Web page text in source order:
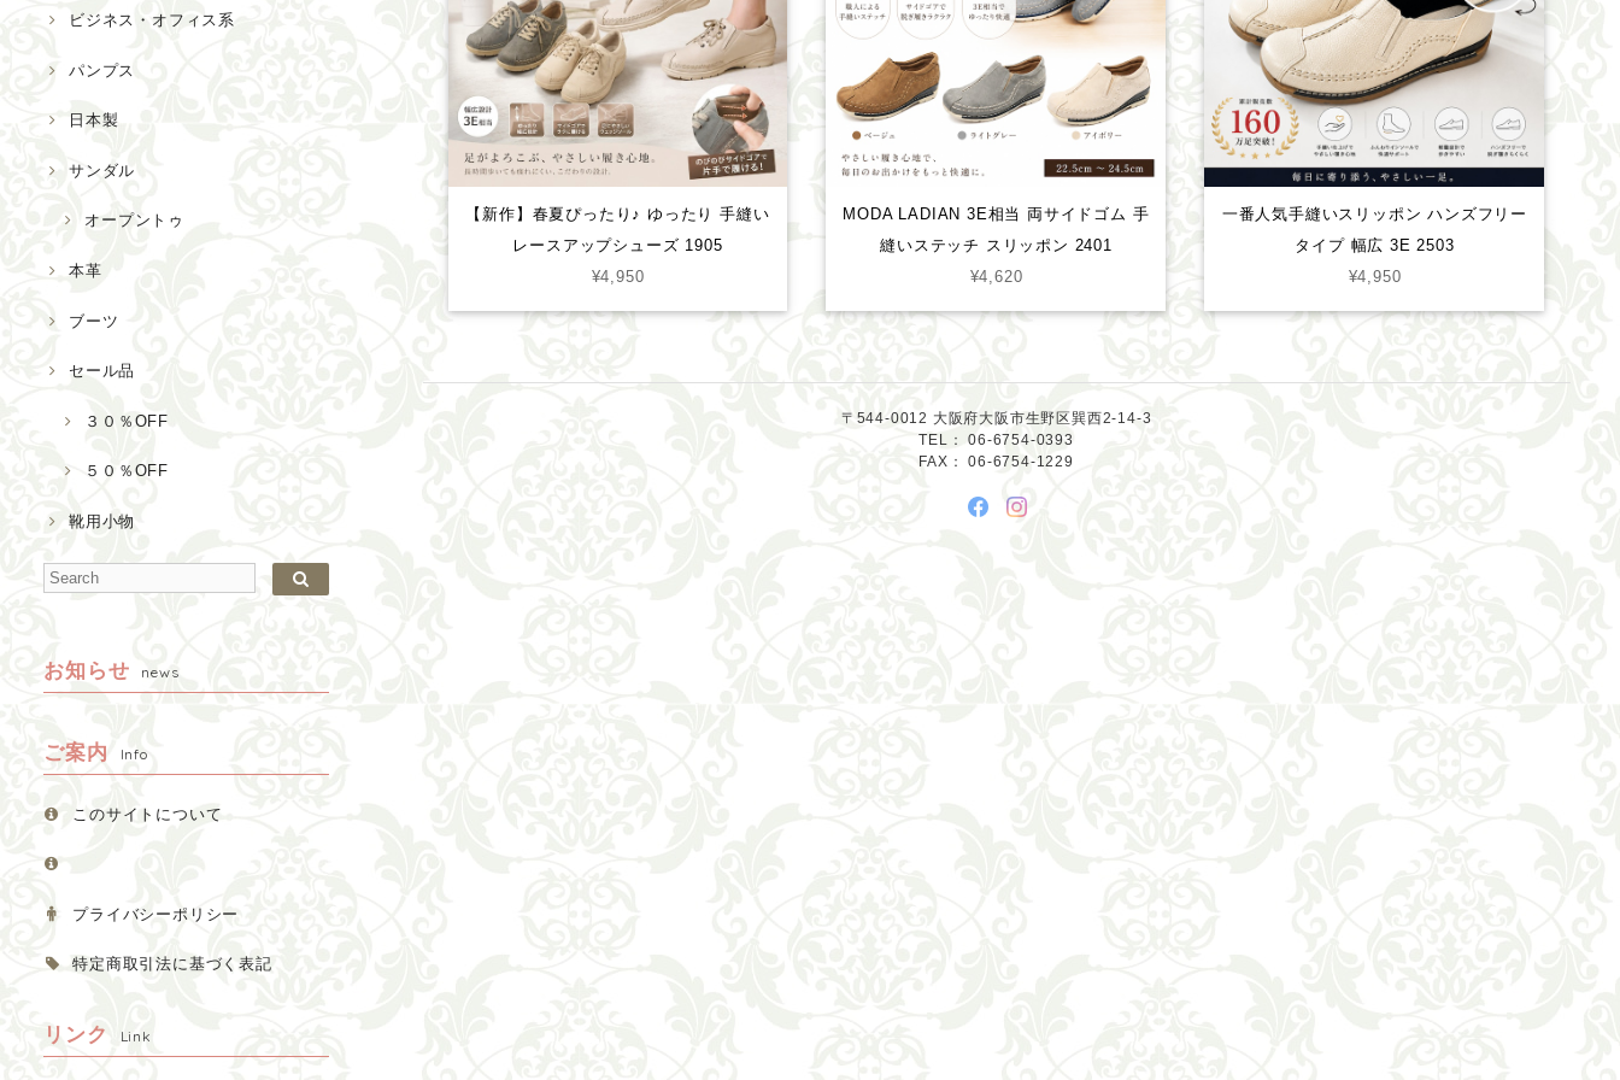
ビジネス・オフィス系
パンプス
日本製
サンダル
オープントゥ
本革
ブーツ
セール品
３０％OFF
５０％OFF
靴用小物
お知らせ news
ご案内 Info
このサイトについて
プライバシーポリシー
特定商取引法に基づく表記
リンク Link
【新作】春夏ぴったり♪ ゆったり 手縫い
レースアップシューズ 1905
¥4,950
MODA LADIAN 3E相当 両サイドゴム 手
縫いステッチ スリッポン 2401
¥4,620
一番人気手縫いスリッポン ハンズフリー
タイプ 幅広 3E 2503
¥4,950
〒544-0012 大阪府大阪市生野区巽西2-14-3
TEL： 06-6754-0393
FAX： 06-6754-1229